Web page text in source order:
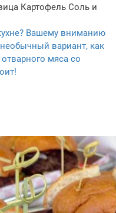
Картофель Соль и
Вашему вниманию
вариант, как
мяса со